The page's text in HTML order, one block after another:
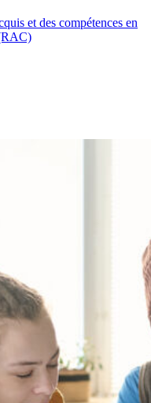
et des compétences en